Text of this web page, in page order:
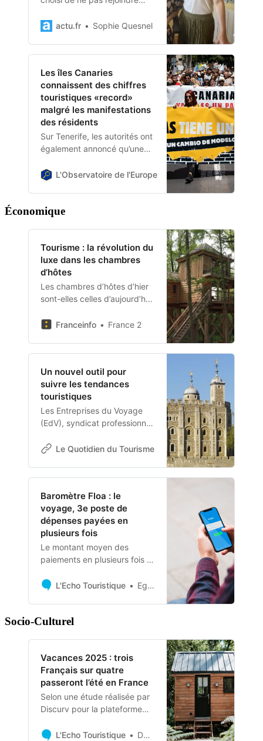
Aujourd’hui, Salma Amer, la
actu.fr Sophie Quesnel
Les îles Canaries
connaissent des chiffres
touristiques «record»
malgré les manifestations
des résidents
Sur Tenerife, les autorités ont
également annoncé qu’une
présentée l’année prochaine
Canaries ont été inondées
cette année, selon les
chiffres des autorités locales.
C’est un coup dur pour les
milliers de résidents qui sont
sortis en ... Lire plus
L'Observatoire de l'Europe Milos Schmidt
Économique
Tourisme : la révolution du
luxe dans les chambres
d’hôtes
Les chambres d’hôtes d’hier
sont-elles celles d’aujourd’hui
elles se sont malgré tout
d’instants insolites
notamment…
Franceinfo France 2
Un nouvel outil pour
suivre les tendances
touristiques
Les Entreprises du Voyage
(EdV), syndicat professionnel
françaises, et Civitatis,
tout premier Index semestriel
des activités touristiques
Le Quotidien du Tourisme Auteur Rédaction
Baromètre Floa : le
voyage, 3e poste de
dépenses payées en
plusieurs fois
Le montant moyen des
paiements en plusieurs fois a
baromètre Kantar pour Floa.
L'Echo Touristique Eglantine L’Haridon
Socio-Culturel
Vacances 2025 : trois
Français sur quatre
passeront l’été en France
Selon une étude réalisée par
Discurv pour la plateforme
prévoient de rester en France
L'Echo Touristique David Savary